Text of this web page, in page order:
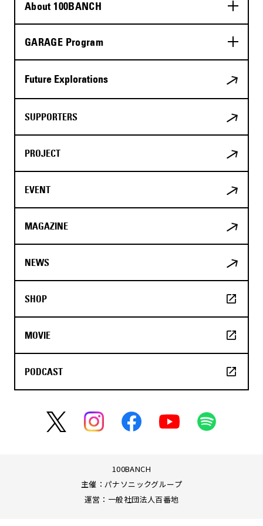
About 100BANCH
GARAGE Program
Future Explorations
SUPPORTERS
PROJECT
EVENT
MAGAZINE
NEWS
SHOP
MOVIE
PODCAST
100BANCH
主催：パナソニックグループ
運営：一般社団法人百番地